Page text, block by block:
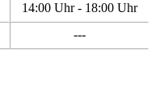
14:00 Uhr - 18:00 Uhr
---